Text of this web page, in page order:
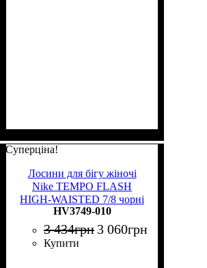
Суперціна!
Лосини для бігу жіночі
Nike TEMPO FLASH
HIGH-WAISTED 7/8 чорні
HV3749-010
HV3749-010
3 434грн 3 060грн
Купити